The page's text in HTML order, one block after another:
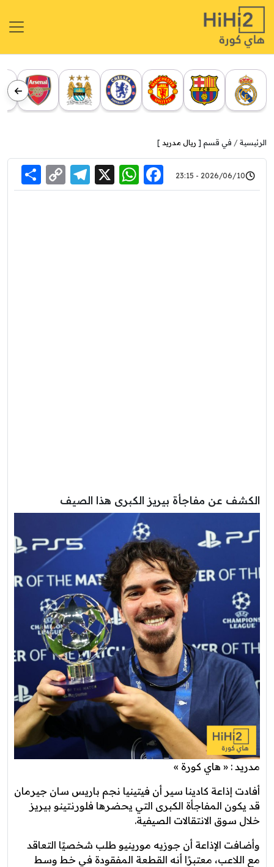
الرئيسية في قسم [ ريال مدريد ]
2026/06/10 - 23:15
Facebook
WhatsApp
X
Link
الكشف عن مفاجأة بيريز الكبرى هذا الصيف
مدريد : « هاي كورة »
أفادت إذاعة كادينا سير أن فيتينيا نجم باريس سان جيرمان
قد يكون المفاجأة الكبرى التي يحضرها فلورنتينو بيريز
خلال سوق الانتقالات الصيفية.
وأضافت الإذاعة أن جوزيه مورينيو طلب شخصيًا التعاقد
مع اللاعب، معتبرًا أنه القطعة المفقودة في خط وسط